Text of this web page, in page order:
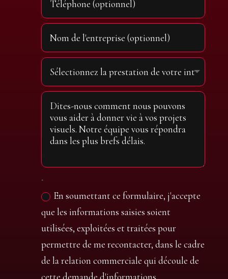
.
En soumettant ce formulaire, j'accepte
que les informations saisies soient
utilisées, exploitées et traitées pour
permettre de me recontacter, dans le cadre
de la relation commerciale qui découle de
cette demande d'informations.